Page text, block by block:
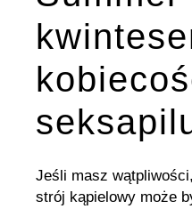
Jeśli masz
strój kąpielowy może